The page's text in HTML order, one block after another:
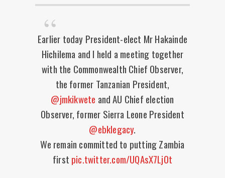
Earlier today President-elect Mr Hakainde
Hichilema and I held a meeting together
with the Commonwealth Chief Observer,
the former Tanzanian President,
@jmkikwete and AU Chief election
Observer, former Sierra Leone President
@ebklegacy.
We remain committed to putting Zambia
first pic.twitter.com/UQAsX7Lj0t